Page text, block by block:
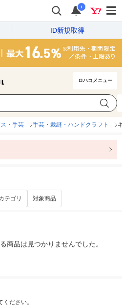
i
ID新規取得
ロハコメニュー
・手芸 手芸・裁縫・ハンドクラフト
テゴリ 対象商品
商品は見つかりませんでした。
ださい。